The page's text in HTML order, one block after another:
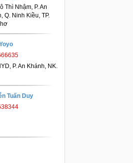
Thì Nhậm, P. An
Q. Ninh Kiều, TP.
P. An Khánh, NK.
Tuấn Duy